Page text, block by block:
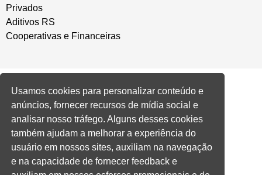
Privados
Aditivos RS
Cooperativas e Financeiras
Usamos cookies para personalizar conteúdo e
anúncios, fornecer recursos de mídia social e
analisar nosso tráfego. Alguns desses cookies
também ajudam a melhorar a experiência do
usuário em nossos sites, auxiliam na navegação
e na capacidade de fornecer feedback e